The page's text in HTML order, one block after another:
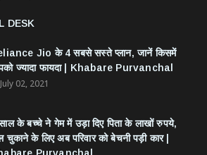
DESK
Jio के 4 सबसे सस्ते प्लान, जानें किसमें
ज्यादा फायदा | Khabare Purvanchal
July 02, 2021
के बच्चे ने गेम में उड़ा दिए पिता के लाखों रुपये,
चुकाने के लिए अब परिवार को बेचनी पड़ी कार |
Purvanchal